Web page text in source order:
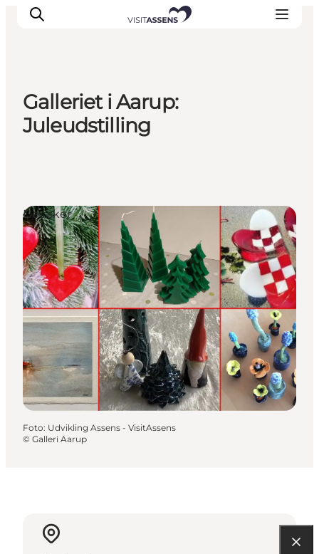
Overnatning
Galleriet i Aarup:
Juleudstilling
Det sker
Foto: Udvikling Assens - VisitAssens
© Galleri Aarup